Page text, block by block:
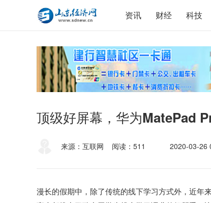
资讯 财经 科技
顶级好屏幕，华为MatePad
来源：互联网 阅读：511 2020-03-26
漫长的假期中，除了传统的线下学习方式外，近年